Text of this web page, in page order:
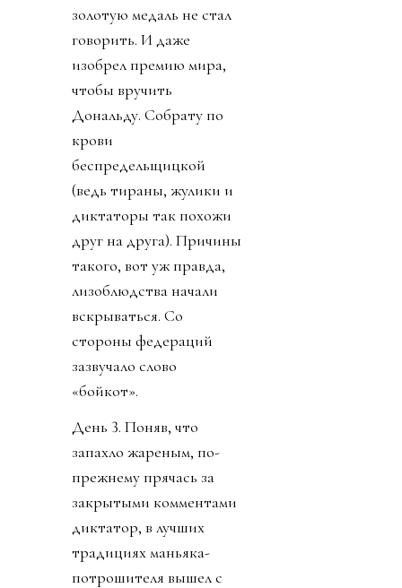
золотую медаль не стал
говорить. И даже
изобрел премию мира,
чтобы вручить
Дональду. Собрату по
крови
беспредельщицкой
(ведь тираны, жулики и
диктаторы так похожи
друг на друга). Причины
такого, вот уж правда,
лизоблюдства начали
вскрываться. Со
стороны федераций
зазвучало слово
«бойкот».
День 3. Поняв, что
запахло жареным, по-
прежнему прячась за
закрытыми комментами
диктатор, в лучших
традициях маньяка-
потрошителя вышел с